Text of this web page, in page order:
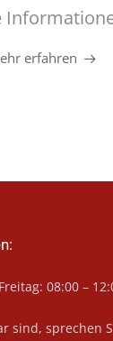
erfahren
08:00 –
sind, sprechen